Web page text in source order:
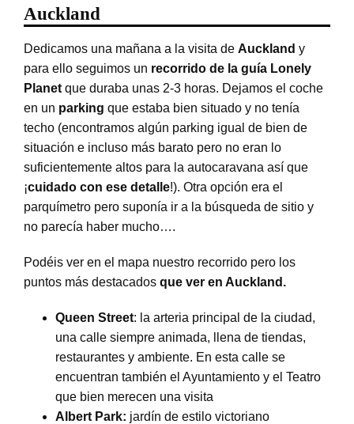
Auckland
Dedicamos una mañana a la visita de Auckland y
para ello seguimos un recorrido de la guía Lonely
Planet que duraba unas 2-3 horas. Dejamos el coche
en un parking que estaba bien situado y no tenía
techo (encontramos algún parking igual de bien de
situación e incluso más barato pero no eran lo
suficientemente altos para la autocaravana así que
¡cuidado con ese detalle!). Otra opción era el
parquímetro pero suponía ir a la búsqueda de sitio y
no parecía haber mucho….
Podéis ver en el mapa nuestro recorrido pero los
puntos más destacados que ver en Auckland.
Queen Street: la arteria principal de la ciudad,
una calle siempre animada, llena de tiendas,
restaurantes y ambiente. En esta calle se
encuentran también el Ayuntamiento y el Teatro
que bien merecen una visita
Albert Park: jardín de estilo victoriano